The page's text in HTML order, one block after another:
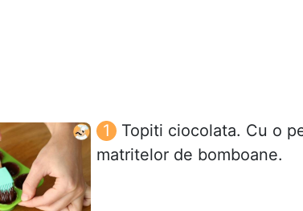
Topiti ciocolata. Cu o
matritelor de bomboane.